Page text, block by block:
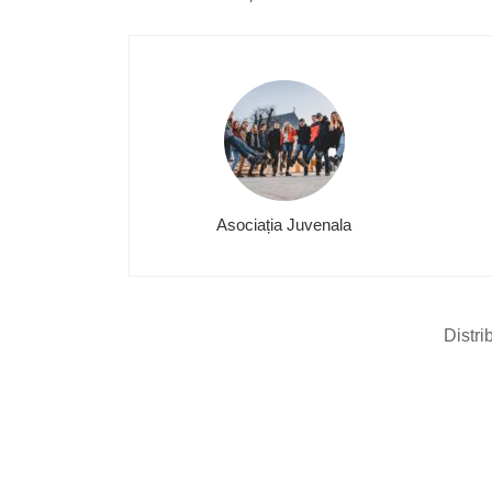
Asociația Juvenala